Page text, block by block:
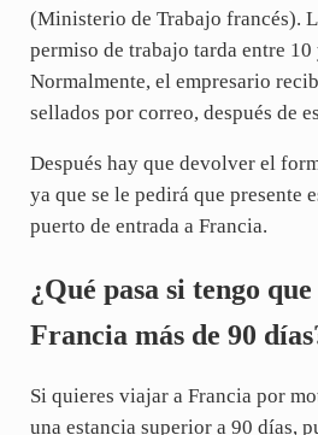
(Ministerio de Trabajo francés).
permiso de trabajo tarda entre 10
Normalmente, el empresario
sellados por correo, después de
Después hay que devolver el
ya que se le pedirá que presente
puerto de entrada a Francia.
¿Qué pasa si tengo
Francia más de 90
Si quieres viajar a Francia por
una estancia superior a 90 días,